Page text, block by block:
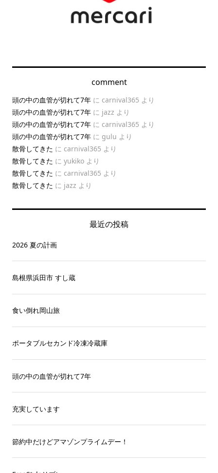
comment
頭の中の血管が切れて7年に carnival365 より
頭の中の血管が切れて7年に jazz より
頭の中の血管が切れて7年に carnival365 より
頭の中の血管が切れて7年に gulu より
散骨してきた に carnival365 より
散骨してきた に yukikoより
散骨してきた に carnival365 より
散骨してきた に jazz より
最近の投稿
2026 夏の計画
島根県浜田市 すし蔵
食い倒れ岡山旅
ポータブルセカンド冷凍冷蔵庫
頭の中の血管が切れて7年
充実しています
節約中だけどアマゾンプライムデー！